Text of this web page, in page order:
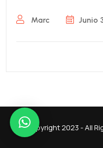
Marc Junio
Copyright 2023 - All